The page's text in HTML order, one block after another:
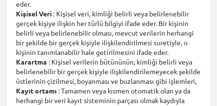
eder.
Kişisel Veri : Kişisel veri, kimliği belirli veya belirlenebilir
gerçek kişiye ilişkin her türlü bilgiyi ifade eder. Bir kişinin
belirli veya belirlenebilir olması, mevcut verilerin herhangi
bir şekilde bir gerçek kişiyle ilişkilendirilmesi suretiyle, o
kişinin tanımlanabilir hale getirilmesini ifade eder.
Karartma : Kişisel verilerin bütününün, kimliği belirli veya
belirlenebilir bir gerçek kişiyle ilişkilendirilemeyecek şekilde
üstlerinin çizilmesi, boyanması ve buzlanması gibi işlemleri,
Kayıt ortamı : Tamamen veya kısmen otomatik olan ya da
herhangi bir veri kayıt sisteminin parçası olmak kaydıyla